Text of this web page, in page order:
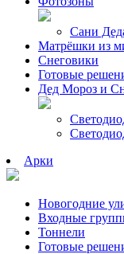
Сани
Матрёшки из
Снеговики
Готовые
Дед Мороз и
Арки
Новогодние
Входные
Тоннели
Готовые